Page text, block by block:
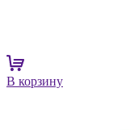
В корзину